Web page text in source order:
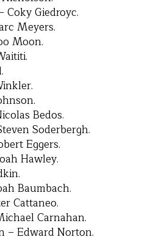
Giedroyc.
Meyers.
Moon.
Bedos.
Soderbergh.
Eggers.
Hawley.
Baumbach.
Cattaneo.
Carnahan.
– Edward Norton.